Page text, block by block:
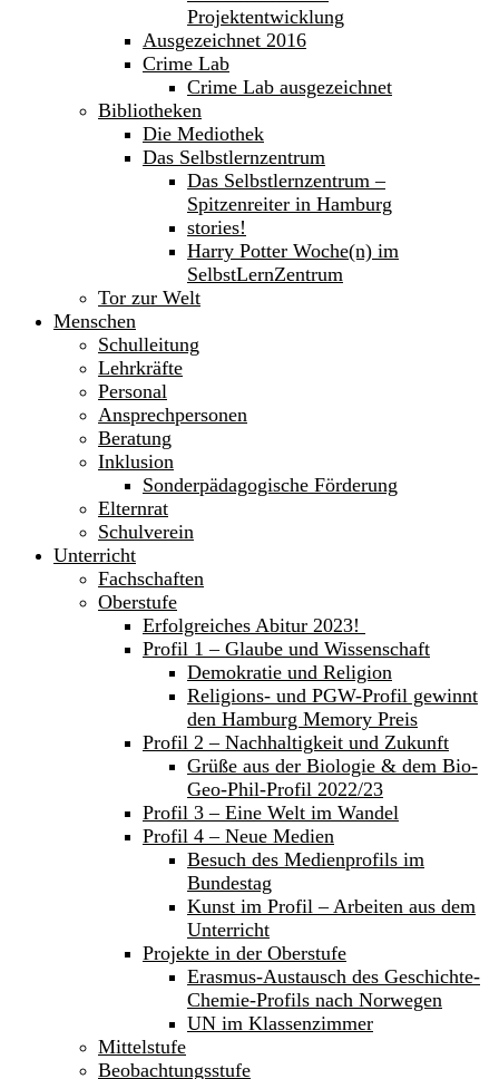
Projektentwicklung
Ausgezeichnet 2016
Crime Lab
Crime Lab ausgezeichnet
Bibliotheken
Die Mediothek
Das Selbstlernzentrum
Das Selbstlernzentrum –
Spitzenreiter in Hamburg
stories!
Harry Potter Woche(n) im
SelbstLernZentrum
Tor zur Welt
Menschen
Schulleitung
Lehrkräfte
Personal
Ansprechpersonen
Beratung
Inklusion
Sonderpädagogische Förderung
Elternrat
Schulverein
Unterricht
Fachschaften
Oberstufe
Erfolgreiches Abitur 2023!
Profil 1 – Glaube und Wissenschaft
Demokratie und Religion
Religions- und PGW-Profil gewinnt
den Hamburg Memory Preis
Profil 2 – Nachhaltigkeit und Zukunft
Grüße aus der Biologie & dem Bio-
Geo-Phil-Profil 2022/23
Profil 3 – Eine Welt im Wandel
Profil 4 – Neue Medien
Besuch des Medienprofils im
Bundestag
Kunst im Profil – Arbeiten aus dem
Unterricht
Projekte in der Oberstufe
Erasmus-Austausch des Geschichte-
Chemie-Profils nach Norwegen
UN im Klassenzimmer
Mittelstufe
Beobachtungsstufe